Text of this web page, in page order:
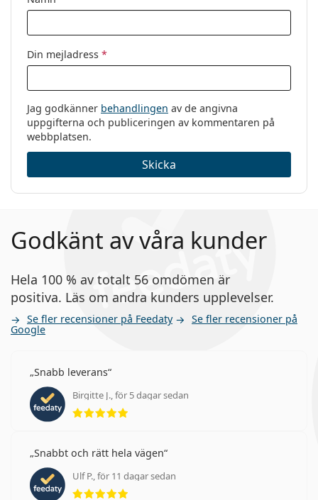
Din mejladress *
Jag godkänner behandlingen av de angivna
uppgifterna och publiceringen av kommentaren på
webbplatsen.
Skicka
Godkänt av våra kunder
Hela 100 % av totalt 56 omdömen är
positiva. Läs om andra kunders upplevelser.
Se fler recensioner på Feedaty Se fler recensioner på
Google
Snabb leverans
Birgitte J., för 5 dagar sedan
Betyg 5 av 5
Snabbt och rätt hela vägen
Ulf P., för 11 dagar sedan
Betyg 5 av 5